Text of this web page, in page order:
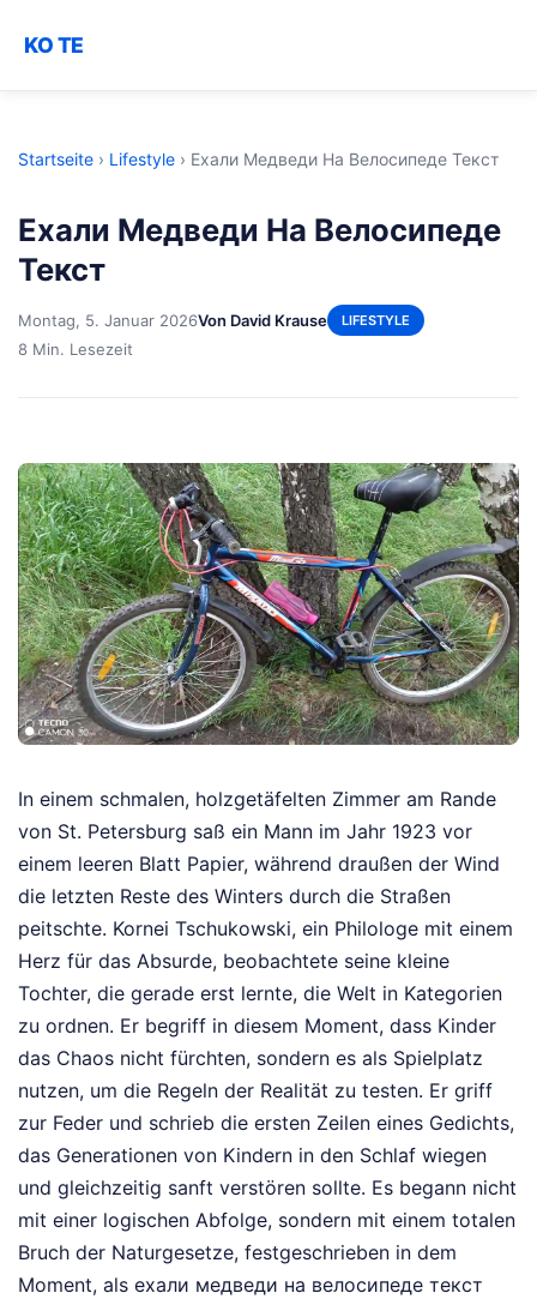
KO TE
Startseite › Lifestyle › Ехали Медведи На Велосипеде Текст
Ехали Медведи На Велосипеде
Текст
Montag, 5. Januar 2026Von David Krause LIFESTYLE
8 Min. Lesezeit
In einem schmalen, holzgetäfelten Zimmer am Rande
von St. Petersburg saß ein Mann im Jahr 1923 vor
einem leeren Blatt Papier, während draußen der Wind
die letzten Reste des Winters durch die Straßen
peitschte. Kornei Tschukowski, ein Philologe mit einem
Herz für das Absurde, beobachtete seine kleine
Tochter, die gerade erst lernte, die Welt in Kategorien
zu ordnen. Er begriff in diesem Moment, dass Kinder
das Chaos nicht fürchten, sondern es als Spielplatz
nutzen, um die Regeln der Realität zu testen. Er griff
zur Feder und schrieb die ersten Zeilen eines Gedichts,
das Generationen von Kindern in den Schlaf wiegen
und gleichzeitig sanft verstören sollte. Es begann nicht
mit einer logischen Abfolge, sondern mit einem totalen
Bruch der Naturgesetze, festgeschrieben in dem
Moment, als ехали медведи на велосипеде текст